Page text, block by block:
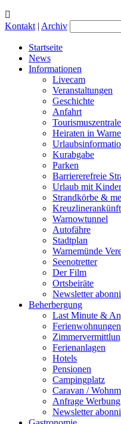
Kontakt | Archiv
Startseite
News
Informationen
Livecam
Veranstaltungen
Geschichte
Anfahrt
Tourismuszentrale
Heiraten in
Kurabgabe
Parken
Barriererefreie
Urlaub mit
Strandkörbe &
Warnowtunnel
Autofähre
Stadtplan
Warnemünde
Seenotretter
Der Film
Ortsbeiräte
Newsletter
Beherbergung
Last Minute &
Ferienwohnungen
Ferienanlagen
Hotels
Pensionen
Campingplatz
Caravan /
Anfrage Werbung
Newsletter